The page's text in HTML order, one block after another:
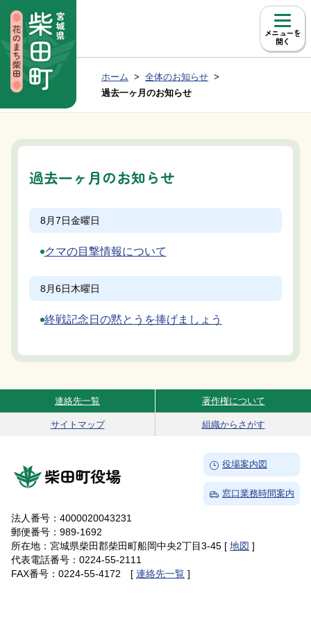
メニュー
Group NAV BreadCrumb
現在位置：
ホーム
全体のお知らせ
過去一ヶ月のお知らせ
過去一ヶ月のお知らせ
8月7日金曜日
クマの目撃情報について
8月6日木曜日
終戦記念日の黙とうを捧げましょう
Site Navigation
連絡先一覧 著作権について
サイトマップ 組織からさがす
柴田町役場
→
役場案内図
→
窓口業務時間案内
法人番号：4000020043231
郵便番号：989-1692
所在地：宮城県柴田郡柴田町船岡中央2丁目3-45 [ 地図 ]
代表電話番号：0224-55-2111
FAX番号：0224-55-4172 [ 連絡先一覧 ]